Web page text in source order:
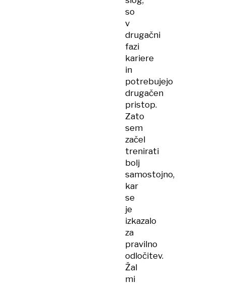
so
v
drugačni
fazi
kariere
in
potrebujejo
drugačen
pristop.
Zato
sem
začel
trenirati
bolj
samostojno,
kar
se
je
izkazalo
za
pravilno
odločitev.
Žal
mi